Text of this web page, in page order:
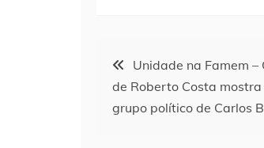
Navegação
de
Unidade na Famem
de Roberto Costa
grupo político de Carlos